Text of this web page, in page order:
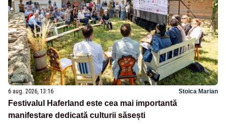
6 aug. 2026, 13:16 Stoica Marian
Festivalul Haferland este cea mai importantă
manifestare dedicată culturii săsești